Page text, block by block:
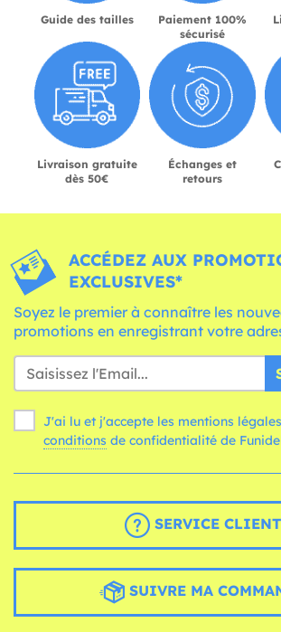
Guide des tailles
Paiement 100%
sécurisé
Livraison gratuite
dès 50€
Échanges et
retours
ACCÉDEZ AUX
EXCLUSIVES*
Soyez le premier à connaître les
promotions en enregistrant votre
J'ai lu et j'accepte les mentions
conditions de confidentialité de
SERVICE CLIENT
SUIVRE MA